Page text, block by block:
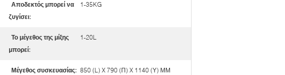
Αποδεκτός μπορεί να
ζυγίσει:
1-35KG
Το μέγεθος της μίξης
μπορεί:
1-20L
Μέγεθος συσκευασίας: 850 (L) X 790 (Π) X 1140 (Υ) ΜΜ